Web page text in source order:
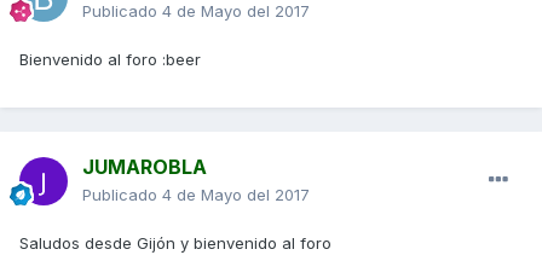
Publicado 4 de Mayo del 2017
Bienvenido al foro :beer
JUMAROBLA
Publicado 4 de Mayo del 2017
Saludos desde Gijón y bienvenido al foro